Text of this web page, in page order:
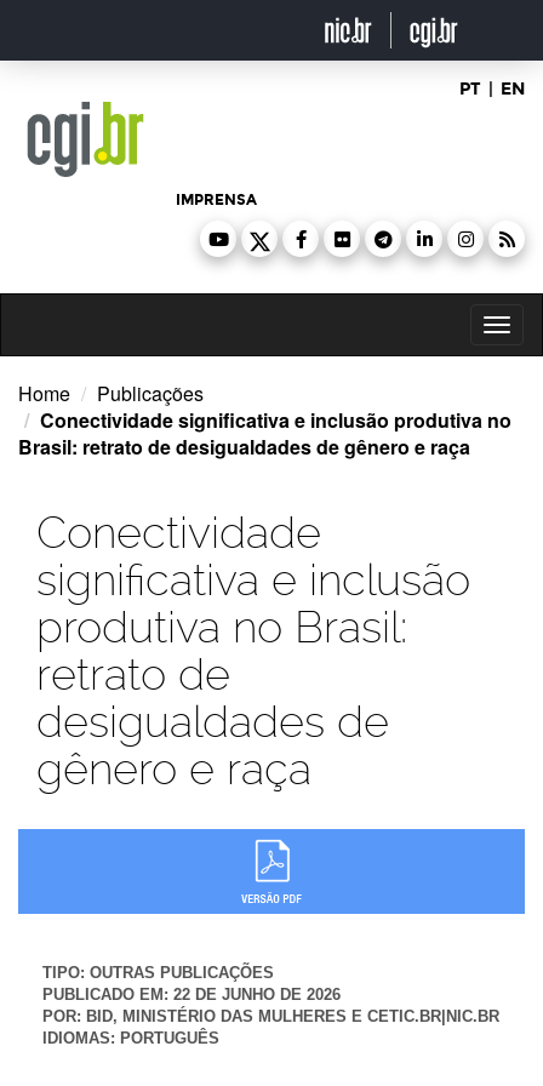
o
PT | EN
IMPRENSA
Home
Publicações
Conectividade significativa e inclusão produtiva no
Brasil: retrato de desigualdades de gênero e raça
Conectividade
significativa e inclusão
produtiva no Brasil:
retrato de
desigualdades de
gênero e raça
TIPO: OUTRAS PUBLICAÇÕES
PUBLICADO EM: 22 DE JUNHO DE 2026
POR: BID, MINISTÉRIO DAS MULHERES E CETIC.BR|NIC.BR
IDIOMAS: PORTUGUÊS